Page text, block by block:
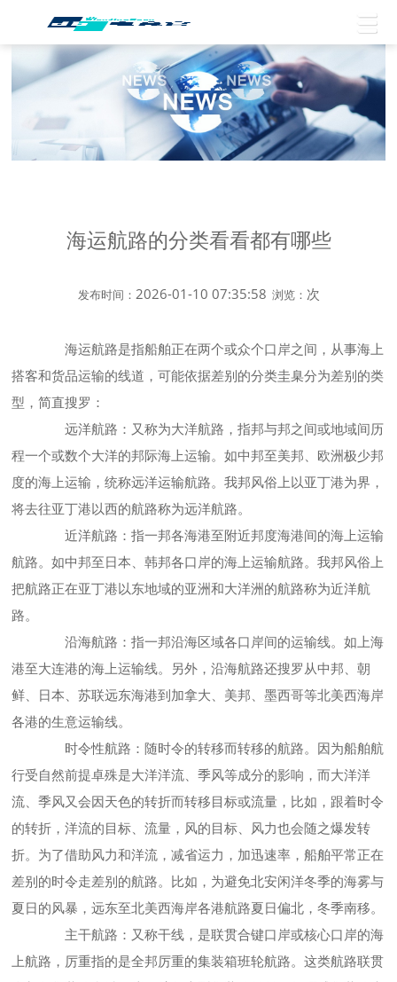
海运航路的分类看看都有哪些
发布时间： 2026-01-10 07:35:58 浏览： 次
海运航路是指船舶正在两个或众个口岸之间，从事海上
搭客和货品运输的线道，可能依据差别的分类圭臬分为差别的类
型，简直搜罗：
远洋航路：又称为大洋航路，指邦与邦之间或地域间历
程一个或数个大洋的邦际海上运输。如中邦至美邦、欧洲极少邦
度的海上运输，统称远洋运输航路。我邦风俗上以亚丁港为界，
将去往亚丁港以西的航路称为远洋航路。
近洋航路：指一邦各海港至附近邦度海港间的海上运输
航路。如中邦至日本、韩邦各口岸的海上运输航路。我邦风俗上
把航路正在亚丁港以东地域的亚洲和大洋洲的航路称为近洋航
路。
沿海航路：指一邦沿海区域各口岸间的运输线。如上海
港至大连港的海上运输线。另外，沿海航路还搜罗从中邦、朝
鲜、日本、苏联远东海港到加拿大、美邦、墨西哥等北美西海岸
各港的生意运输线。
时令性航路：随时令的转移而转移的航路。因为船舶航
行受自然前提卓殊是大洋洋流、季风等成分的影响，而大洋洋
流、季风又会因天色的转折而转移目标或流量，比如，跟着时令
的转折，洋流的目标、流量，风的目标、风力也会随之爆发转
折。为了借助风力和洋流，减省运力，加迅速率，船舶平常正在
差别的时令走差别的航路。比如，为避免北安闲洋冬季的海雾与
夏日的风暴，远东至北美西海岸各港航路夏日偏北，冬季南移。
主干航路：又称干线，是联贯合键口岸或核心口岸的海
上航路，厉重指的是全邦厉重的集装箱班轮航路。这类航路联贯